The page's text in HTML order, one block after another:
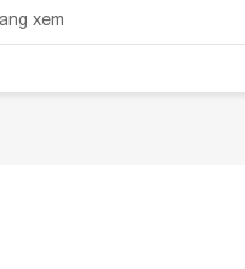
xem